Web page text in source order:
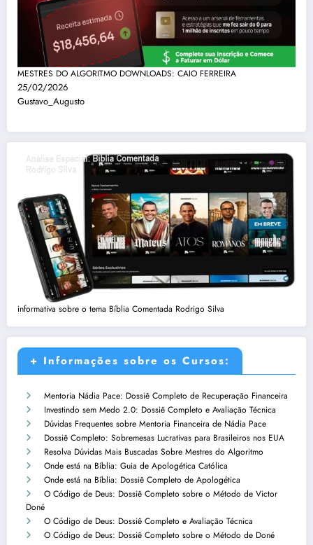
MESTRES DO ALGORITMO DOWNLOADS: CAIO FERREIRA
25/02/2026
Gustavo_Augusto
informativa sobre o tema Bíblia Comentada Rodrigo Silva
+ Informações sobre os Cursos:
Mentoria Nádia Pace: Dossiê Completo de Recuperação Financeira
Investindo sem Medo 2.0: Dossiê Completo e Avaliação Técnica
Dúvidas Frequentes sobre Mentoria Financeira de Nádia Pace
Dossiê Completo: Sobremesas Lucrativas para Brasileiros nos EUA
Resolva Dúvidas Mais Buscadas Sobre Mestres do Algoritmo
Onde está na Bíblia: Guia de Apologética Católica
Onde está na Bíblia: Dossiê Completo de Apologética
O Código de Deus: Dossiê Completo sobre o Método de Victor
Doné
O Código de Deus: Dossiê Completo e Avaliação Técnica
O Código de Deus: Dossiê Completo sobre o Método de Doné